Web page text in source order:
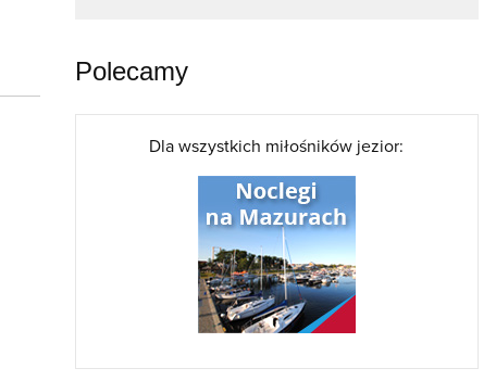
Polecamy
Dla wszystkich miłośników jezior: